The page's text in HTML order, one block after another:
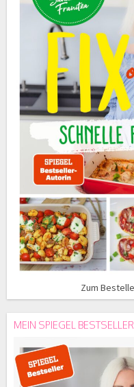
Zum
MEIN SPIEGEL